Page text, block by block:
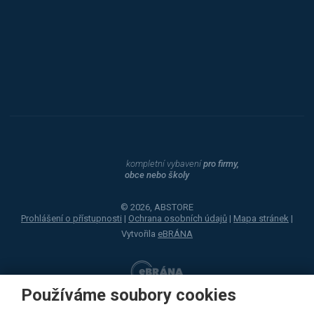
Používáme soubory cookies
kompletní vybavenípro firmy,
obce nebo školy
© 2026, ABSTORE
Prohlášení o přístupnosti | Ochrana osobních údajů | Mapa stránek |
Vytvořila eBRÁNA